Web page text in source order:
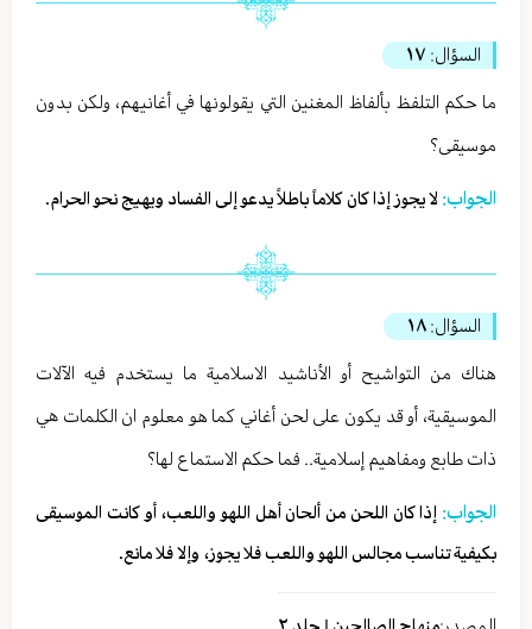
السؤال: ١٧
ما حكم التلفظ بألفاظ المغنين التي يقولونها في أغانيهم، ولكن بدون
موسيقى؟
الجواب: لا يجوز إذا كان كلاماً باطلاً يدعو إلى الفساد ويهيج نحو الحرام.
السؤال: ١٨
هناك من التواشيح أو الأناشيد الاسلامية ما يستخدم فيه الآلات
الموسيقية، أو قد يكون على لحن أغاني كما هو معلوم ان الكلمات هي
ذات طابع ومفاهيم إسلامية.. فما حكم الاستماع لها؟
الجواب: إذا كان اللحن من ألحان أهل اللهو واللعب، أو كانت الموسيقى
بكیفیة تناسب مجالس اللهو واللعب فلا يجوز، وإلا فلا مانع.